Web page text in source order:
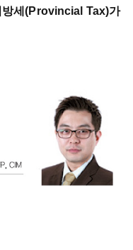
방세(Provincial Tax)가